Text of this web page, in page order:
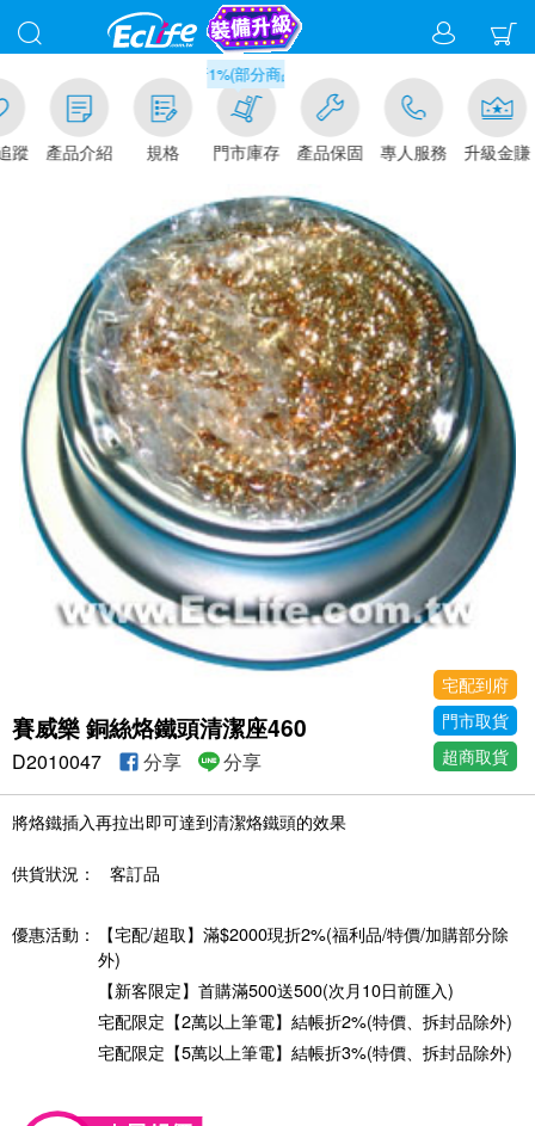
蹤 產品介紹 規格
滿千元門市取貨現折1%(部分商品不適用)-請點我看
門市庫存 產品保固 專人服務 升級金賺
賽威樂 銅絲烙鐵頭清潔座460
宅配到府
門市取貨
超商取貨
D2010047 分享 分享
將烙鐵插入再拉出即可達到清潔烙鐵頭的效果
供貨狀況： 客訂品
優惠活動：
【宅配/超取】滿$2000現折2%(福利品/特價/加購部分除
外)
【新客限定】首購滿500送500(次月10日前匯入)
宅配限定【2萬以上筆電】結帳折2%(特價、拆封品除外)
宅配限定【5萬以上筆電】結帳折3%(特價、拆封品除外)